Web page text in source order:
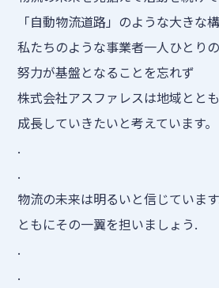
「自動物流道路」のような大きな
私たちのような事業者一人ひとりの
努力が基盤となることを忘れず
株式会社アスファレスは地域とと
成長していきたいと考えています。
.
.
物流の未来は明るいと信じています
ともにその一翼を担いましょう.
.
.